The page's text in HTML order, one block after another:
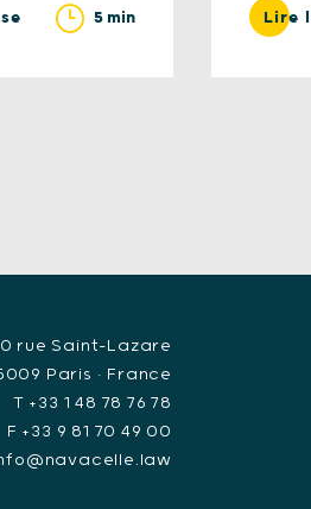
5 min Lire
rue Saint-Lazare
Paris • France
T +33 1 48 78 76 78
F +33 9 81 70 49 00